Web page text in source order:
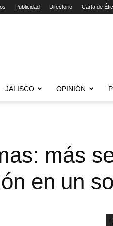
Publicidad Directorio Carta de
JALISCO OPINIÓN
más
en un